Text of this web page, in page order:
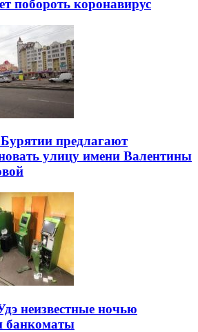
побороть коронавирус
предлагают
улицу имени Валентины
неизвестные ночью
банкоматы